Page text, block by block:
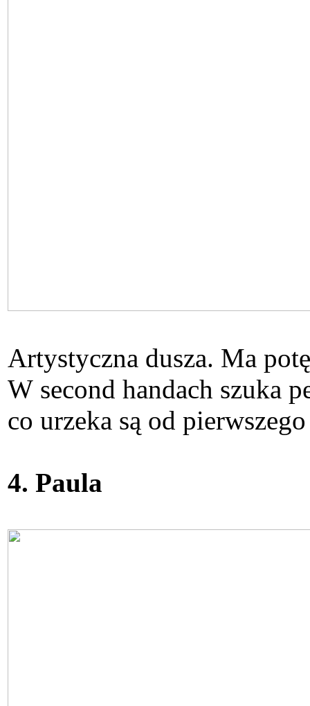
Artystyczna dusza. Ma
W second handach szuka
co urzeka są od
4. Paula